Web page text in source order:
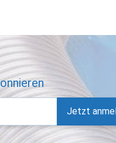
Jetzt